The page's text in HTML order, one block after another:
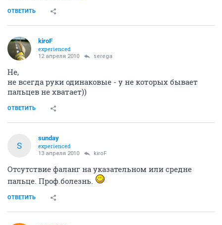
ОТВЕТИТЬ
kiroF
experienced
12 апреля 2010 serega
Не,
не всегда руки одинаковые - у не которых бывает
пальцев не хватает))
ОТВЕТИТЬ
S
sunday
experienced
13 апреля 2010 kiroF
Отсутствие фаланг на указательном или средне
пальце. Проф.болезнь.
ОТВЕТИТЬ